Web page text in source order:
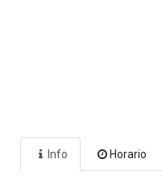
Info Horario